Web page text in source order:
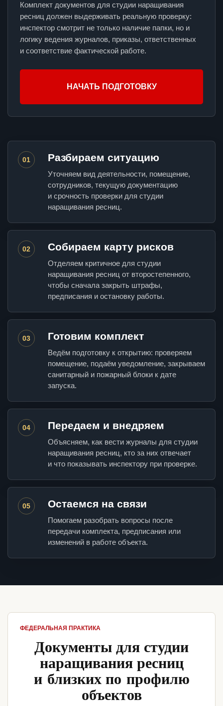
Комплект документов для студии наращивания
ресниц должен выдерживать реальную проверку:
инспектор смотрит не только наличие папки, но и
логику ведения журналов, приказы, ответственных
и соответствие фактической работе.
НАЧАТЬ ПОДГОТОВКУ
01 Разбираем ситуацию
Уточняем вид деятельности, помещение,
сотрудников, текущую документацию
и срочность проверки для студии
наращивания ресниц.
02 Собираем карту рисков
Отделяем критичное для студии
наращивания ресниц от второстепенного,
чтобы сначала закрыть штрафы,
предписания и остановку работы.
03 Готовим комплект
Ведём подготовку к открытию: проверяем
помещение, подаём уведомление, закрываем
санитарный и пожарный блоки к дате
запуска.
04 Передаем и внедряем
Объясняем, как вести журналы для студии
наращивания ресниц, кто за них отвечает
и что показывать инспектору при проверке.
05 Остаемся на связи
Помогаем разобрать вопросы после
передачи комплекта, предписания или
изменений в работе объекта.
ФЕДЕРАЛЬНАЯ ПРАКТИКА
Документы для студии
наращивания ресниц
и близких по профилю
объектов